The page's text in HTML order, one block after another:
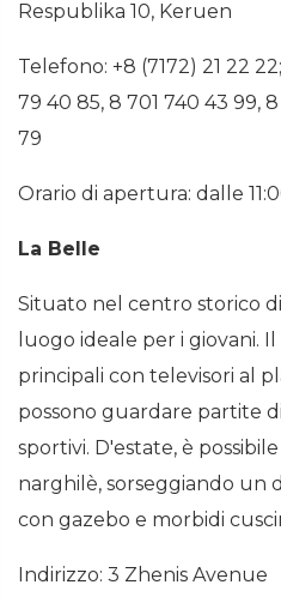
Respublika 10, Keruen
Telefono: +8 (7172) 21 22
79 40 85, 8 701 740 43 99, 8
79
Orario di apertura: dalle
La Belle
Situato nel centro storico di
luogo ideale per i giovani.
principali con televisori al
possono guardare partite
sportivi. D'estate, è
narghilè, sorseggiando un
con gazebo e morbidi
Indirizzo: 3 Zhenis Avenue